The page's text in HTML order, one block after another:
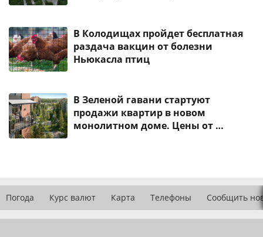
В Колодищах пройдет бесплатная
раздача вакцин от болезни
Ньюкасла птиц
В Зеленой гавани стартуют
продажи квартир в новом
монолитном доме. Цены от …
Погода Курс валют Карта Телефоны Сообщить